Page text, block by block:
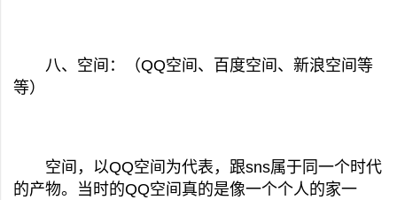
八、空间：（QQ空间、百度空间、新浪空间等
等）
空间，以QQ空间为代表，跟sns属于同一个时代
的产物。当时的QQ空间真的是像一个个人的家一